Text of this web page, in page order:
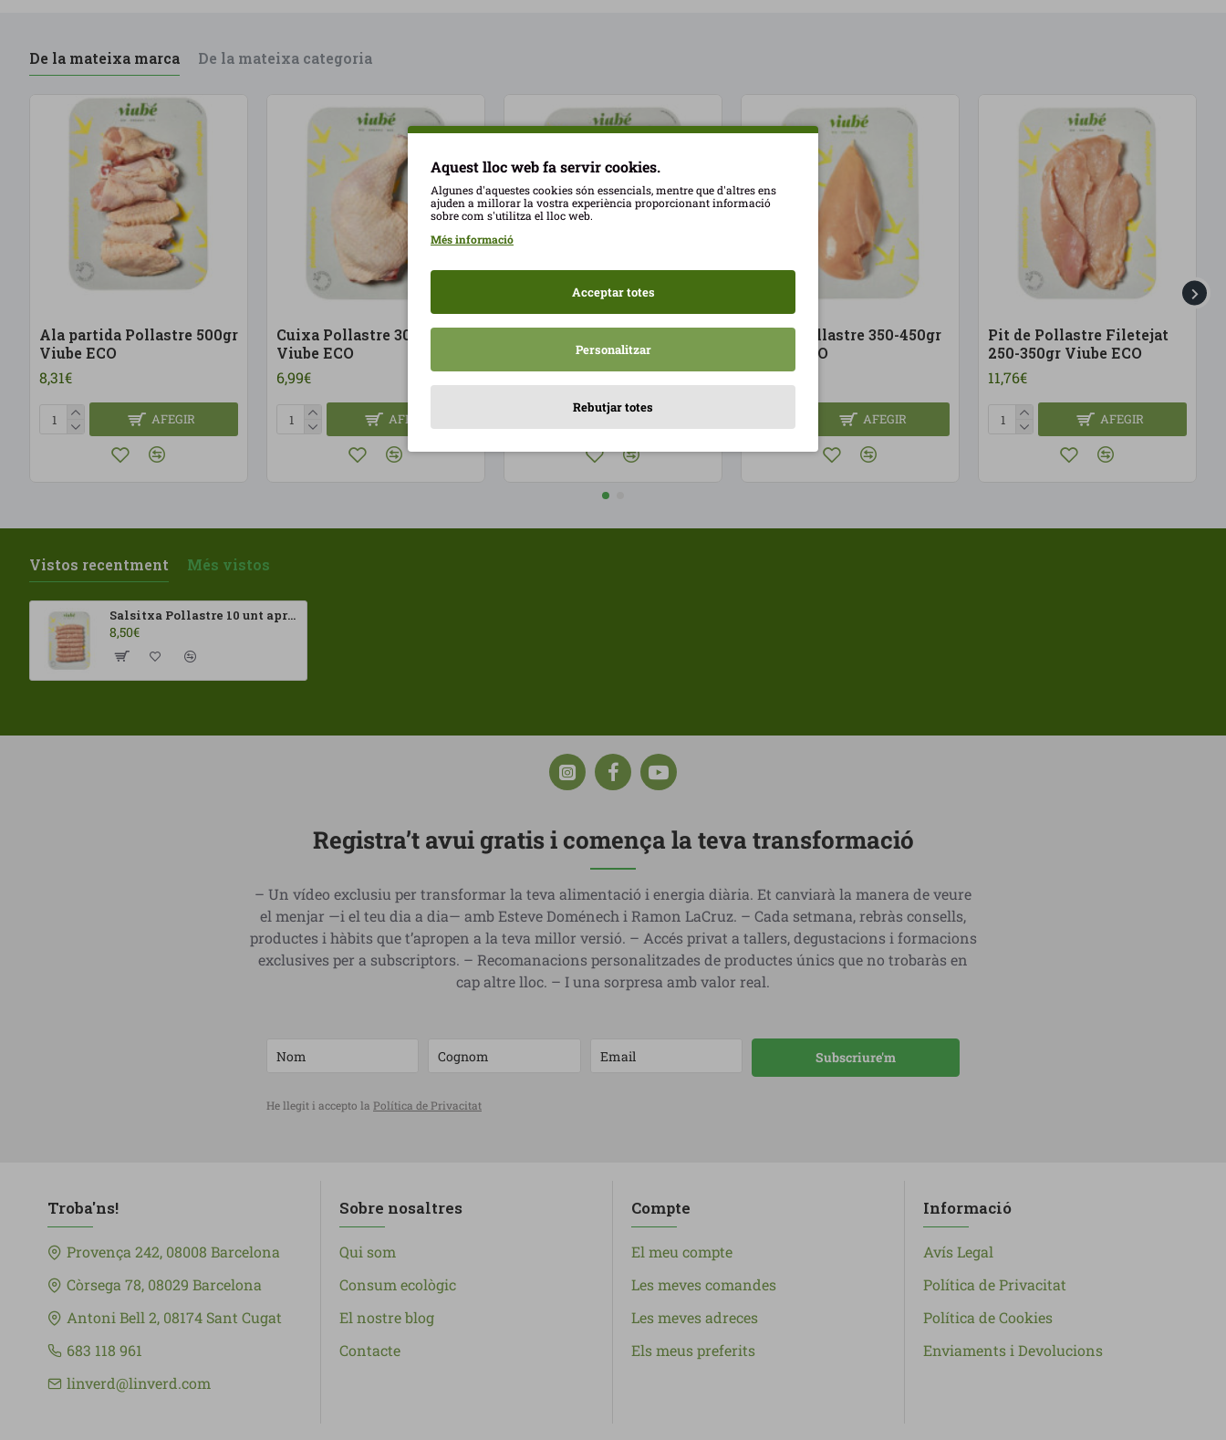
De la mateixa marca De la mateixa categoria
Ala partida Pollastre 500gr
Viube ECO
8,31€
AFEGIR
Cuixa Pollastre 300-500gr
Viube ECO
6,99€
AFEGIR
2x100gr Viube ECO
6,50€
Pit de Pollastre 350-450gr
Viube ECO
13,68€
AFEGIR
Pit de Pollastre Filetejat
250-350gr Viube ECO
11,76€
AFEGIR
Vistos recentment Més vistos
Salsitxa Pollastre 10 unt aprox 390gr Viube ECO
8,50€
Registra’t avui gratis i comença la teva transformació
– Un vídeo exclusiu per transformar la teva alimentació i energia diària. Et canviarà la manera de veure
el menjar —i el teu dia a dia— amb Esteve Doménech i Ramon LaCruz. – Cada setmana, rebràs consells,
productes i hàbits que t’apropen a la teva millor versió. – Accés privat a tallers, degustacions i formacions
exclusives per a subscriptors. – Recomanacions personalitzades de productes únics que no trobaràs en
cap altre lloc. – I una sorpresa amb valor real.
Subscriure'm
He llegit i accepto la Política de Privacitat
Troba'ns!
Provença 242, 08008 Barcelona
Còrsega 78, 08029 Barcelona
Antoni Bell 2, 08174 Sant Cugat
683 118 961
linverd@linverd.com
Sobre nosaltres
Qui som
Consum ecològic
El nostre blog
Contacte
Compte
El meu compte
Les meves comandes
Les meves adreces
Els meus preferits
Informació
Avís Legal
Política de Privacitat
Política de Cookies
Enviaments i Devolucions
Aquest lloc web fa servir cookies.
Algunes d'aquestes cookies són essencials, mentre que d'altres ens
ajuden a millorar la vostra experiència proporcionant informació
sobre com s'utilitza el lloc web.
Més informació
Acceptar totes
Personalitzar
Rebutjar totes